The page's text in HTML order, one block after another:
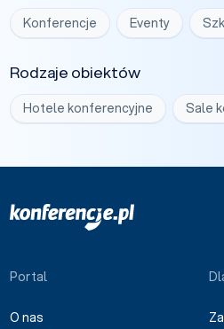
Konferencje Eventy
Rodzaje obiektów
Hotele konferencyjne Sale
Portal
O nas